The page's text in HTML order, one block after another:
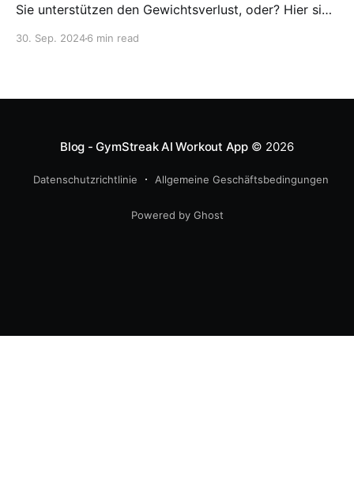
Sie unterstützen den Gewichtsverlust, oder? Hier sind
intermittierenden Diätstrategien.
30. Sep. 20246 min read
Blog - GymStreak AI Workout App © 2026
Datenschutzrichtlinie Allgemeine Geschäftsbedingungen
Powered by Ghost